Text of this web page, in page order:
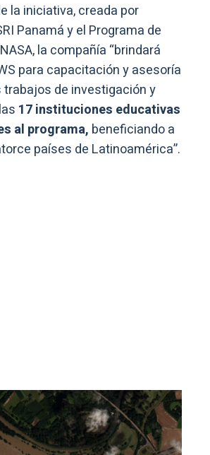
la iniciativa, creada por
Panamá y el Programa de
la compañía “brindará
para capacitación y asesoría
de investigación y
17 instituciones educativas
al programa, beneficiando a
países de Latinoamérica”.